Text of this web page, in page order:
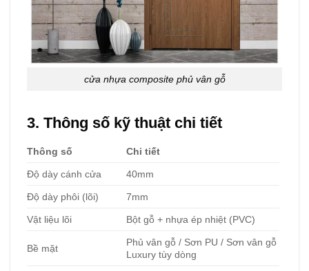
cửa nhựa composite phủ vân gỗ
3. Thông số kỹ thuật chi tiết
Thông số Chi tiết
Độ dày cánh cửa 40mm
Độ dày phôi (lõi) 7mm
Vật liệu lõi Bột gỗ + nhựa ép nhiệt (PVC)
Bề mặt
Phủ vân gỗ / Sơn PU / Sơn vân gỗ
Luxury tùy dòng